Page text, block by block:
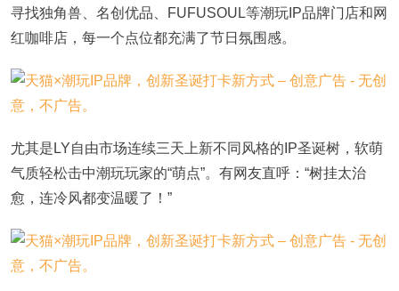
寻找独角兽、名创优品、FUFUSOUL等潮玩IP品牌门店和网
红咖啡店，每一个点位都充满了节日氛围感。
尤其是LY自由市场连续三天上新不同风格的IP圣诞树，软萌
气质轻松击中潮玩玩家的“萌点”。有网友直呼：“树挂太治
愈，连冷风都变温暖了！”